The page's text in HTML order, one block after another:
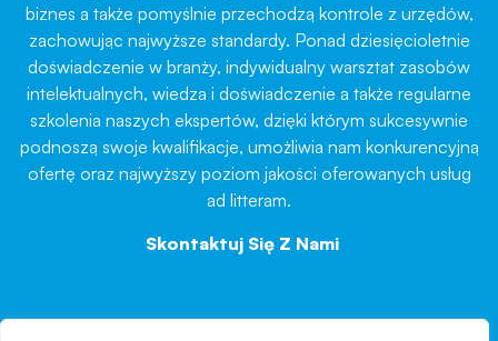
biznes a także pomyślnie przechodzą kontrole z urzędów,
zachowując najwyższe standardy. Ponad dziesięcioletnie
doświadczenie w branży, indywidualny warsztat zasobów
intelektualnych, wiedza i doświadczenie a także regularne
szkolenia naszych ekspertów, dzięki którym sukcesywnie
podnoszą swoje kwalifikacje, umożliwia nam konkurencyjną
ofertę oraz najwyższy poziom jakości oferowanych usług
ad litteram.
Skontaktuj Się Z Nami